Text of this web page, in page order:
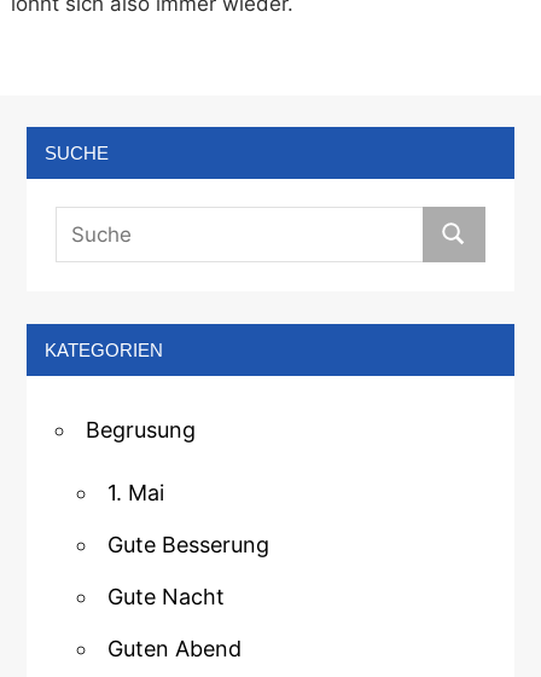
SUCHE
KATEGORIEN
Begrusung
1. Mai
Gute Besserung
Gute Nacht
Guten Abend